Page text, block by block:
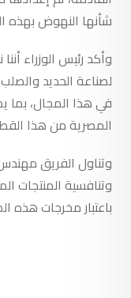
شأنها النهوض بهذه
وأكد رئيس الوزراء
لصناعة الحديد
في هذا المجال، بما
المصرية من هذا
وتناول الفريق
وتنافسية المنتجات
باعتبار مخرجات